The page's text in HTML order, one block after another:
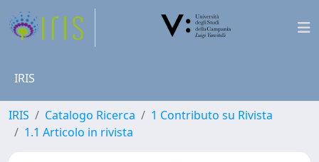
IRIS
IRIS Catalogo Ricerca
1 Contributo su Rivista
1.1 Articolo in rivista